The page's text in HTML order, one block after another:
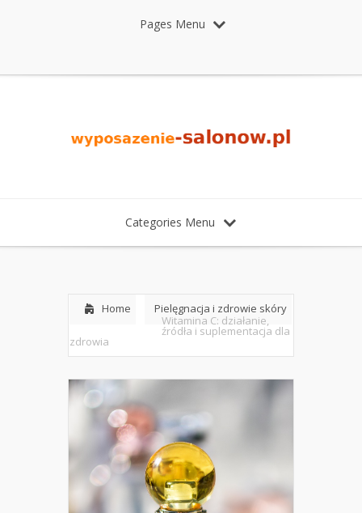
Pages Menu
Categories Menu
Home
Pielęgnacja i zdrowie skóry
Witamina C: działanie,
źródła i suplementacja dla
zdrowia